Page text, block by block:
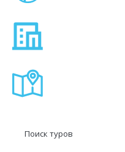
Поиск туров